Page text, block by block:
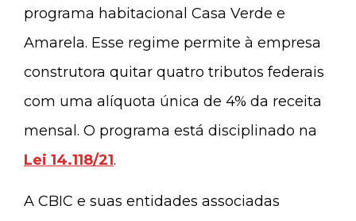
programa habitacional Casa Verde e
Amarela. Esse regime permite à empresa
construtora quitar quatro tributos federais
com uma alíquota única de 4% da receita
mensal. O programa está disciplinado na
Lei 14.118/21.
A CBIC e suas entidades associadas